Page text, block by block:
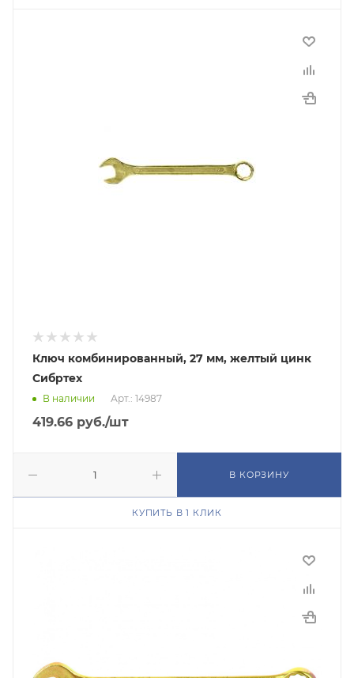
Ключ комбинированный, 27 мм, желтый цинк
Сибртех
В наличии Арт.: 14987
419.66 руб./шт
В КОРЗИНУ
КУПИТЬ В 1 КЛИК